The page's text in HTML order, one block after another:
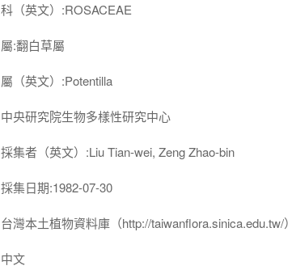
科（英文）:ROSACEAE
屬:翻白草屬
屬（英文）:Potentilla
中央研究院生物多樣性研究中心
採集者（英文）:Liu Tian-wei, Zeng Zhao-bin
採集日期:1982-07-30
台灣本土植物資料庫（http://taiwanflora.sinica.edu.tw/）
中文